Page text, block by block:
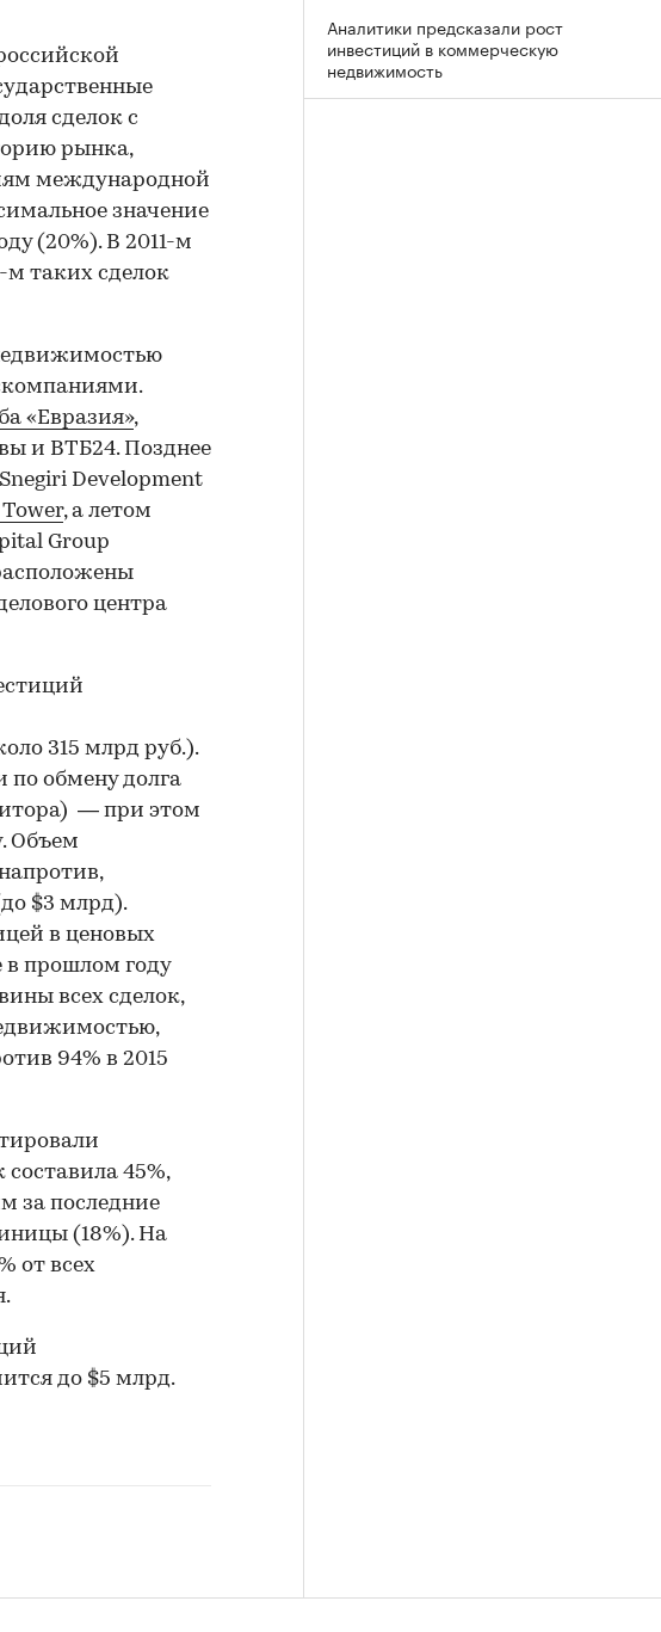
сделок с
рынка,
международной
значение
(20%). В 2011-м
м таких сделок
«Евразия»,
и ВТБ24. Позднее
Development
, а летом
Group
центра
315 млрд руб.).
по обмену долга
— при этом
Объем
$3 млрд).
в ценовых
в прошлом году
всех сделок,
94% в 2015
45%,
за последние
(18%). На
от всех
до $5 млрд.
Аналитики предсказали рост
инвестиций в коммерческую
недвижимость